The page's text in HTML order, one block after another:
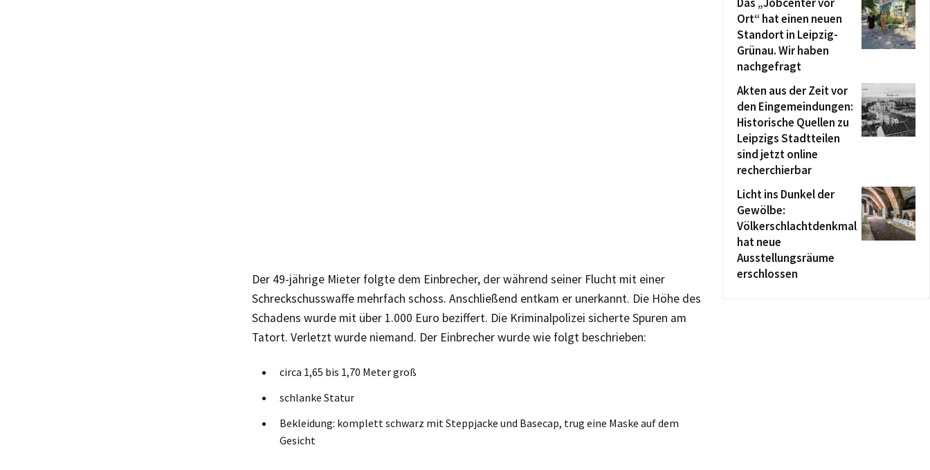
Der 49-jährige Mieter folgte dem Einbrecher, der während seiner Flucht mit einer
Schreckschusswaffe mehrfach schoss. Anschließend entkam er unerkannt. Die Höhe des
Schadens wurde mit über 1.000 Euro beziffert. Die Kriminalpolizei sicherte Spuren am
Tatort. Verletzt wurde niemand. Der Einbrecher wurde wie folgt beschrieben:
circa 1,65 bis 1,70 Meter groß
schlanke Statur
Bekleidung: komplett schwarz mit Steppjacke und Basecap, trug eine Maske auf dem
Gesicht
Ort“ hat einen neuen
Standort in Leipzig-
Grünau. Wir haben
nachgefragt
Akten aus der Zeit vor
den Eingemeindungen:
Historische Quellen zu
Leipzigs Stadtteilen
sind jetzt online
recherchierbar
Licht ins Dunkel der
Gewölbe:
Völkerschlachtdenkmal
hat neue
Ausstellungsräume
erschlossen